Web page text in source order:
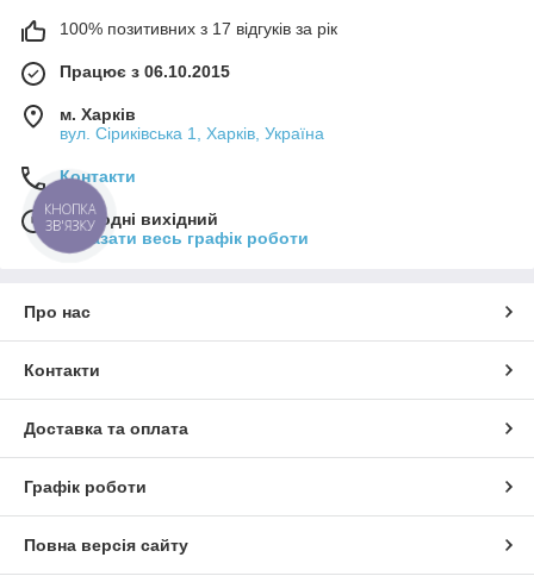
100% позитивних з 17 відгуків за рік
Працює з 06.10.2015
м. Харків
вул. Сіриківська 1, Харків, Україна
Контакти
Сьогодні вихідний
Показати весь графік роботи
Про нас
Контакти
Доставка та оплата
Графік роботи
Повна версія сайту
КНОПКА
ЗВ'ЯЗКУ